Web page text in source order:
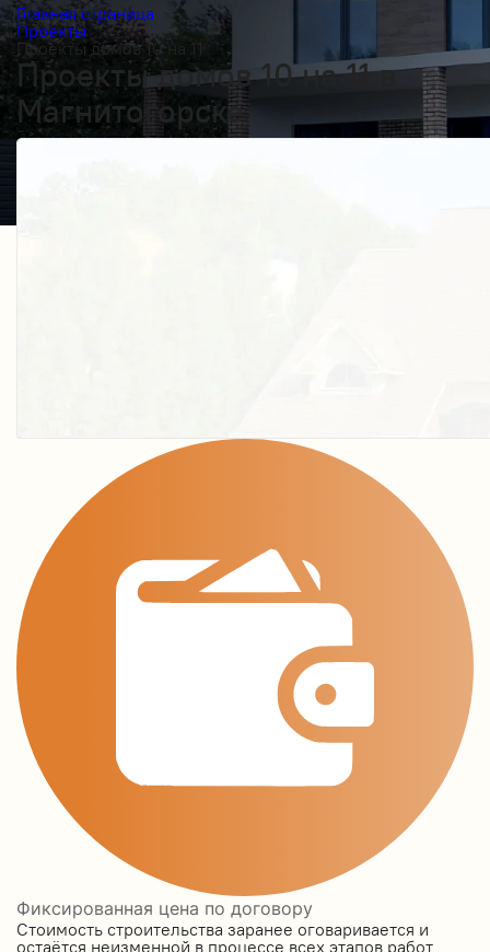
Главная страница
Проекты
Проекты домов 10 на 11
Проекты домов 10 на 11 в
Магнитогорске
Получить косультацию
Фиксированная цена по договору
Стоимость строительства заранее оговаривается и
остаётся неизменной в процессе всех этапов работ